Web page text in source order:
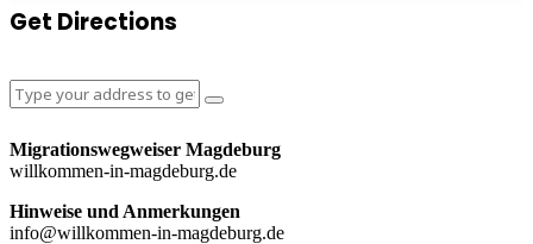
Get Directions
Migrationswegweiser Magdeburg
willkommen-in-magdeburg.de
Hinweise und Anmerkungen
info@willkommen-in-magdeburg.de